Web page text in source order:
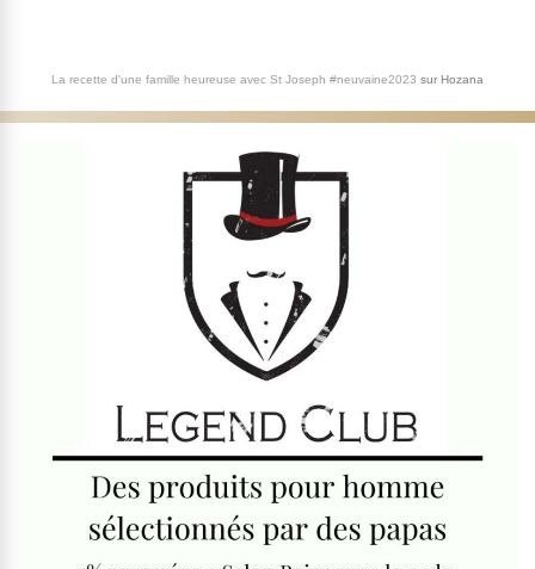
La recette d'une famille heureuse avec St Joseph #neuvaine2023 sur Hozana